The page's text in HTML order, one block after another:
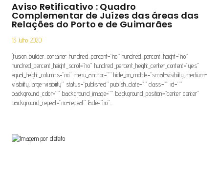
Aviso Retificativo : Quadro
Complementar de Juízes das áreas das
Relações do Porto e de Guimarães
13 Julho 2020
[fusion_builder_container hundred_percent=”no” hundred_percent_height=”no”
hundred_percent_height_scroll=”no” hundred_percent_height_center_content=”yes”
equal_height_columns=”no” menu_anchor=”” hide_on_mobile=”small-visibility,medium-
visibility,large-visibility” status=”published” publish_date=”” class=”” id=””
background_color=”” background_image=”” background_position=”center center”
background_repeat=”no-repeat” fade=”no”…